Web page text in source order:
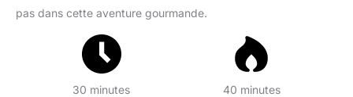
pas dans cette aventure gourmande.
30 minutes 40 minutes